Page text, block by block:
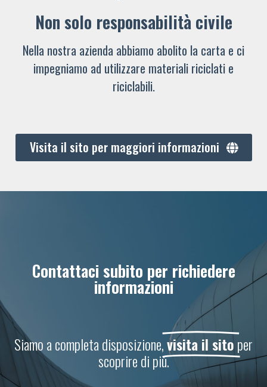
Non solo responsabilità civile
Nella nostra azienda abbiamo abolito la carta e ci
impegniamo ad utilizzare materiali riciclati e
riciclabili.
Visita il sito per maggiori informazioni
Contattaci subito per richiedere
informazioni
Siamo a completa disposizione,visita il sitoper
scoprire di più.